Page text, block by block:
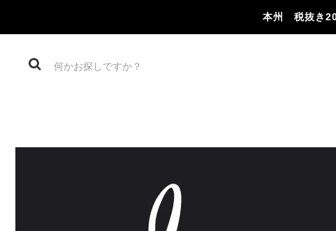
本州 税抜き